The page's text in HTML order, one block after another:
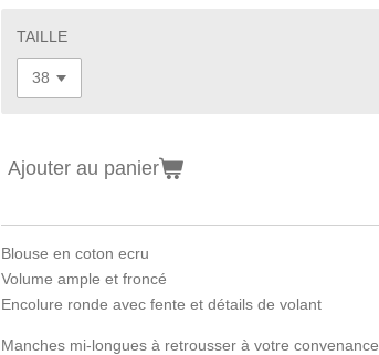
TAILLE
Ajouter au panier
Blouse en coton ecru
Volume ample et froncé
Encolure ronde avec fente et détails de volant
Manches mi-longues à retrousser à votre convenance